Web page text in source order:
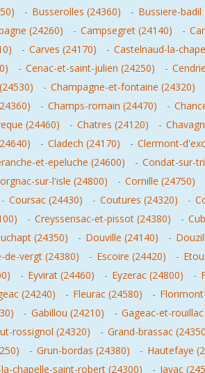
- Busserolles (24360) - Bussiere-badil
(24260) - Campsegret (24140) -
- Carves (24170) - Castelnaud-la-
- Cenac-et-saint-julien (24250) -
- Champagne-et-fontaine (24320)
- Champs-romain (24470) -
(24460) - Chatres (24120) -
- Cladech (24170) - Clermont-
et-epeluche (24600) - Condat-sur-
sur-l'isle (24800) - Cornille (24750)
- Coursac (24430) - Coutures (24320) -
- Creyssensac-et-pissot (24380) -
(24350) - Douville (24140) -
de-vergt (24380) - Escoire (24420) -
- Eyvirat (24460) - Eyzerac (24800) -
(24240) - Fleurac (24580) -
- Gabillou (24210) - Gageac-et-
rossignol (24320) - Grand-brassac
- Grun-bordas (24380) - Hautefaye
chapelle-saint-robert (24300) - Jayac